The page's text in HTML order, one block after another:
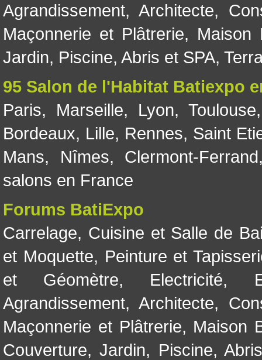
Agrandissement, Architecte,
Maçonnerie et Plâtrerie, Maison
Jardin, Piscine, Abris et SPA,
95 Salon de l'Habitat Batiexpo
Paris, Marseille, Lyon, Toulouse
Bordeaux, Lille, Rennes, Saint
Mans, Nîmes, Clermont-Ferrand
salons en France
Forums BatiExpo
Carrelage, Cuisine et Salle de
et Moquette, Peinture et
et Géomètre, Electricité,
Agrandissement, Architecte,
Maçonnerie et Plâtrerie, Maison
Couverture,Jardin, Piscine,